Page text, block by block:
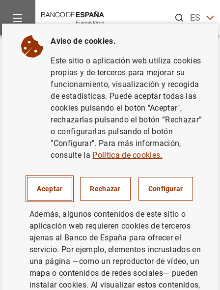
ESEN
Inicio Noticias y eventos
Volver
Estadísticas de emisiones de
valores en la zona del euro:
noviembre de 2001
Estadísticas de emisiones de valores en la
zona del euro: noviembre de 2001. Texto
(93 KB)
Estadísticas de emisiones de valores en la
zona del euro: noviembre de 2001. Cuadros
Aviso de cookies.
Este sitio o aplicación web utiliza cookies
propias y de terceros para mejorar su
funcionamiento, visualización y recogida
de estadísticas. Puede aceptar todas las
cookies pulsando el botón "Aceptar",
rechazarlas pulsando el botón “Rechazar”
o configurarlas pulsando el botón
"Configurar". Para más información,
consulte la Política de cookies.
Aceptar Rechazar Configurar
Además, algunos contenidos de este sitio o
aplicación web requieren cookies de terceros
ajenas al Banco de España para ofrecer el
servicio. Por ejemplo, elementos incrustados en
una página —como un reproductor de vídeo, un
mapa o contenidos de redes sociales— pueden
instalar cookies. Al visualizar estos contenidos,